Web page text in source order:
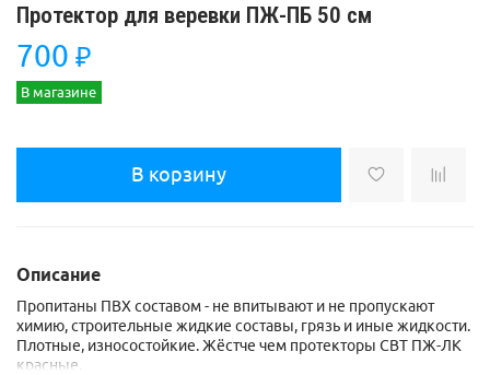
Протектор для веревки ПЖ-ПБ 50 см
700 ₽
В магазине
В корзину
Описание
Пропитаны ПВХ составом - не впитывают и не пропускают
химию, строительные жидкие составы, грязь и иные жидкости.
Плотные, износостойкие. Жёстче чем протекторы СВТ ПЖ-ЛК
красные.